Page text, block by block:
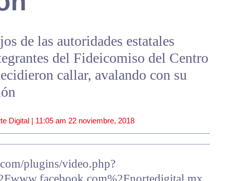
de las autoridades estatales
del Fideicomiso del Centro
callar, avalando con su
Digital | 11:05 am 22 noviembre, 2018
plugins/video.php?